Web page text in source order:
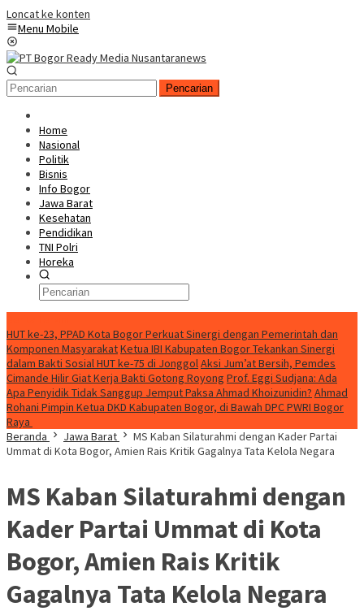
Loncat ke konten
Menu Mobile
Pencarian
Home
Nasional
Politik
Bisnis
Info Bogor
Jawa Barat
Kesehatan
Pendidikan
TNI Polri
Horeka
HUT ke-23, PPAD Kota Bogor Perkuat Sinergi dengan Pemerintah dan
Komponen MasyarakatKetua IBI Kabupaten Bogor Tekankan Sinergi
dalam Bakti Sosial HUT ke-75 di JonggolAksi Jum’at Bersih, Pemdes
Cimande Hilir Giat Kerja Bakti Gotong Royong Prof. Eggi Sudjana: Ada
Apa Penyidik Tidak Sanggup Jemput Paksa Ahmad Khoizunidin? Ahmad
Rohani Pimpin Ketua DKD Kabupaten Bogor, di Bawah DPC PWRI Bogor
Raya
Beranda
Jawa Barat
MS Kaban Silaturahmi dengan Kader Partai
Ummat di Kota Bogor, Amien Rais Kritik Gagalnya Tata Kelola Negara
MS Kaban Silaturahmi dengan
Kader Partai Ummat di Kota
Bogor, Amien Rais Kritik
Gagalnya Tata Kelola Negara